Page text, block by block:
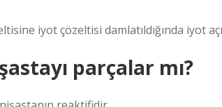
iyot çözeltisi damlatıldığında iyot
parçalar mı?